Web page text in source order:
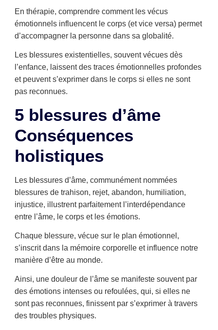
En thérapie, comprendre comment les vécus
émotionnels influencent le corps (et vice versa) permet
d’accompagner la personne dans sa globalité.
Les blessures existentielles, souvent vécues dès
l’enfance, laissent des traces émotionnelles profondes
et peuvent s’exprimer dans le corps si elles ne sont
pas reconnues.
5 blessures d’âme
Conséquences
holistiques
Les blessures d’âme, communément nommées
blessures de trahison, rejet, abandon, humiliation,
injustice, illustrent parfaitement l’interdépendance
entre l’âme, le corps et les émotions.
Chaque blessure, vécue sur le plan émotionnel,
s’inscrit dans la mémoire corporelle et influence notre
manière d’être au monde.
Ainsi, une douleur de l’âme se manifeste souvent par
des émotions intenses ou refoulées, qui, si elles ne
sont pas reconnues, finissent par s’exprimer à travers
des troubles physiques.